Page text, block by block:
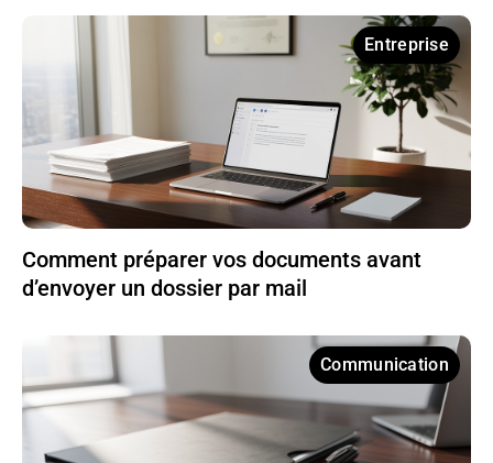
Entreprise
Comment préparer vos documents avant
d’envoyer un dossier par mail
Communication